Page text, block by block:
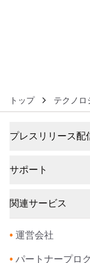
トップ テクノロ
プレスリリース配
サポート
関連サービス
• 運営会社
• パートナープロ